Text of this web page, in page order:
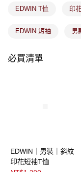
時審查核予不同之上限額
請求用戶進行身份認證。
恩沛科技股份有限公司將
付款後門市取貨
EDWIN T恤 印
EDWIN 短袖 男
必買清單
EDWIN｜男裝｜斜紋
印花短袖T恤